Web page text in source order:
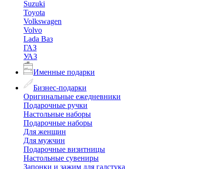
Suzuki
Toyota
Volkswagen
Volvo
Lada Ваз
ГАЗ
УАЗ
Именные подарки
Бизнес-подарки
Оригинальные ежедневники
Подарочные ручки
Настольные наборы
Подарочные наборы
Для женщин
Для мужчин
Подарочные визитницы
Настольные сувениры
Запонки и зажим для галстука